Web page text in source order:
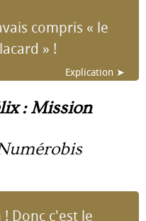
compris « le
» !
Explication ➤
: Mission
Donc c'est le